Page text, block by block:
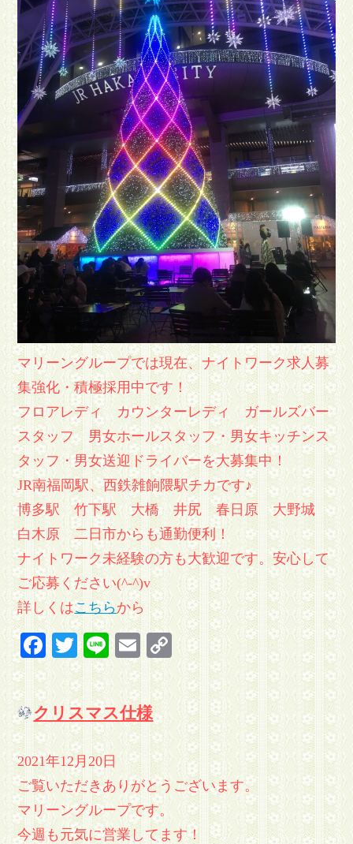
マリーングループでは現在、ナイトワーク求人募
集強化・積極採用中です！
フロアレディ カウンターレディ ガールズバー
スタッフ 男女ホールスタッフ・男女キッチンス
タッフ・男女送迎ドライバーを大募集中！
JR南福岡駅、西鉄雑餉隈駅チカです♪
博多駅 竹下駅 大橋 井尻 春日原 大野城
白木原 二日市からも通勤便利！
ナイトワーク未経験の方も大歓迎です。安心して
ご応募ください(^-^)v
詳しくはこちらから
Facebook
Twitter
LineEmailCopy
Link
クリスマス仕様
2021年12月20日
ご覧いただきありがとうございます。
マリーングループです。
今週も元気に営業してます！